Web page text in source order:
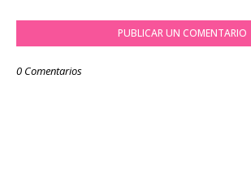
PUBLICAR UN COMENTARIO
0 Comentarios